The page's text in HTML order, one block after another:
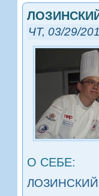
ЧТ, 03/29/
О СЕБЕ: